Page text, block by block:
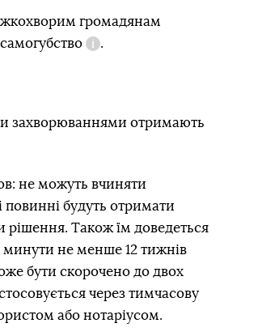
громадянам
Довідка
.
захворюваннями отримають
не можуть вчиняти
повинні будуть отримати
рішення. Також їм доведеться
минути не менше 12 тижнів
бути скорочено до двох
через тимчасову
або нотаріусом.